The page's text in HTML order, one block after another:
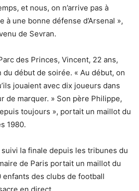
et nous, on n’arrive pas à
à une bonne défense d’Arsenal »,
de Sevran.
des Princes, Vincent, 22 ans,
début de soirée. « Au début, on
jouaient avec dix joueurs dans
de marquer. » Son père Philippe,
toujours », portait un maillot du
1980.
la finale depuis les tribunes du
de Paris portait un maillot du
enfants des clubs de football